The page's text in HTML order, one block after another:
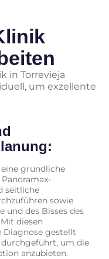
in Torrevieja
um exzellente
gründliche
seitliche
sowie
und des Bisses des
diesen
gestellt
um die
anzubieten.